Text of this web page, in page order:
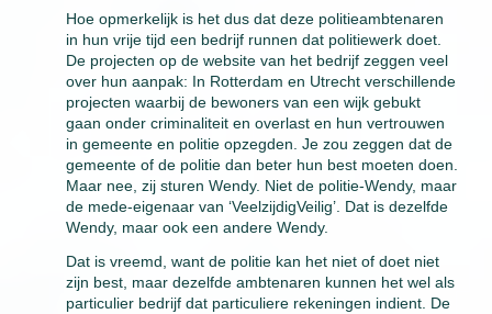
Hoe opmerkelijk is het dus dat deze politieambtenaren
in hun vrije tijd een bedrijf runnen dat politiewerk doet.
De projecten op de website van het bedrijf zeggen veel
over hun aanpak: In Rotterdam en Utrecht verschillende
projecten waarbij de bewoners van een wijk gebukt
gaan onder criminaliteit en overlast en hun vertrouwen
in gemeente en politie opzegden. Je zou zeggen dat de
gemeente of de politie dan beter hun best moeten doen.
Maar nee, zij sturen Wendy. Niet de politie-Wendy, maar
de mede-eigenaar van ‘VeelzijdigVeilig’. Dat is dezelfde
Wendy, maar ook een andere Wendy.
Dat is vreemd, want de politie kan het niet of doet niet
zijn best, maar dezelfde ambtenaren kunnen het wel als
particulier bedrijf dat particuliere rekeningen indient. De